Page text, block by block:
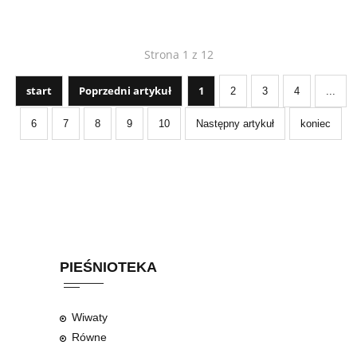
Strona 1 z 12
start Poprzedni artykuł 1 2 3 4 ...
6 7 8 9 10 Następny artykuł koniec
PIEŚNIOTEKA
Wiwaty
Równe